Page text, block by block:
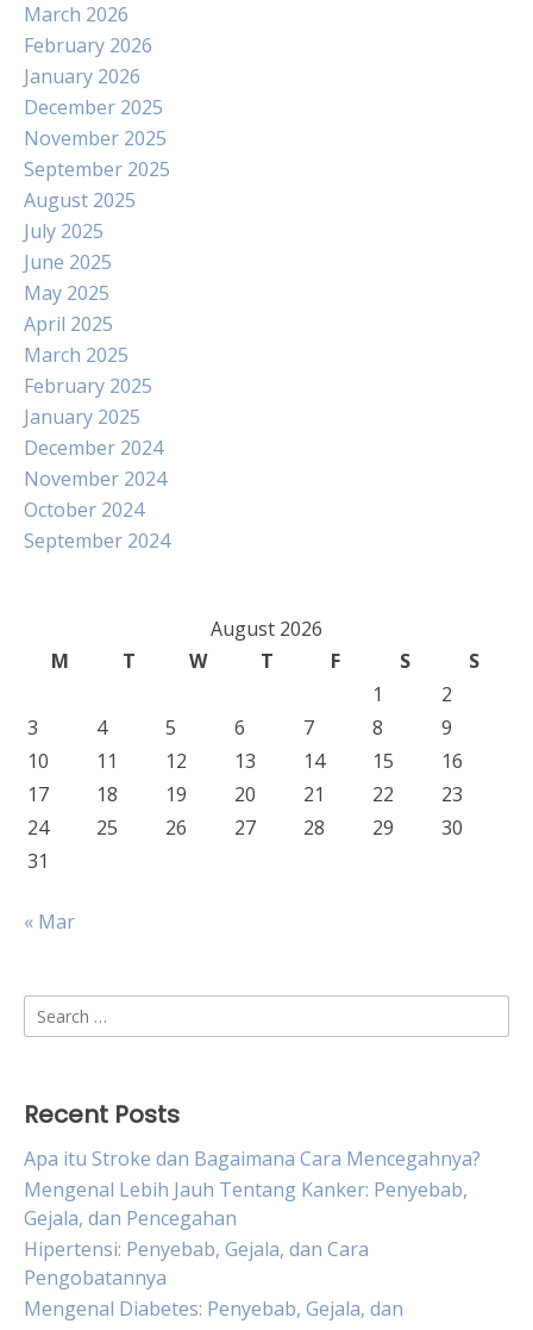
March 2026
February 2026
January 2026
December 2025
November 2025
September 2025
August 2025
July 2025
June 2025
May 2025
April 2025
March 2025
February 2025
January 2025
December 2024
November 2024
October 2024
September 2024
August 2026
M
T W T F S
S
1
2
3
4 5 6 7 8
9
10
11 12 13 14 15
16
17
18 19 20 21 22
23
24
25 26 27 28 29
30
31
« Mar
Search
for:
Recent Posts
Apa itu Stroke dan Bagaimana Cara Mencegahnya?
Mengenal Lebih Jauh Tentang Kanker: Penyebab,
Gejala, dan Pencegahan
Hipertensi: Penyebab, Gejala, dan Cara
Pengobatannya
Mengenal Diabetes: Penyebab, Gejala, dan